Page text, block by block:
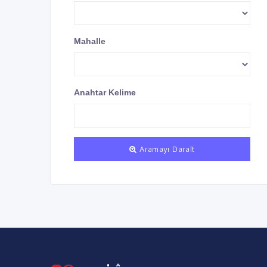
Mahalle
Anahtar Kelime
Aramayı Daralt